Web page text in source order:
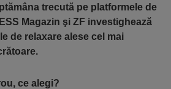
trecută pe platformele de
Magazin şi ZF investighează
de relaxare alese cel mai
ce alegi?